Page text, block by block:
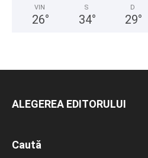
VIN
26°
S
34°
D
29°
ALEGEREA EDITORULUI
Caută